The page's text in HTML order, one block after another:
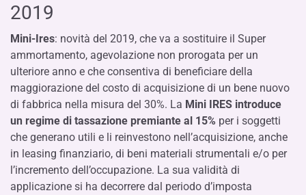
2019
Mini-Ires: novità del 2019, che va a sostituire il Super
ammortamento, agevolazione non prorogata per un
ulteriore anno e che consentiva di beneficiare della
maggiorazione del costo di acquisizione di un bene nuovo
di fabbrica nella misura del 30%. La Mini IRES introduce
un regime di tassazione premiante al 15% per i soggetti
che generano utili e li reinvestono nell’acquisizione, anche
in leasing finanziario, di beni materiali strumentali e/o per
l’incremento dell’occupazione. La sua validità di
applicazione si ha decorrere dal periodo d’imposta